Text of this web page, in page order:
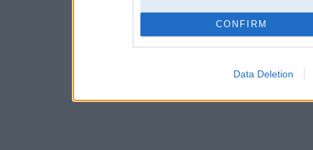
CONFIRM
Data Deletion